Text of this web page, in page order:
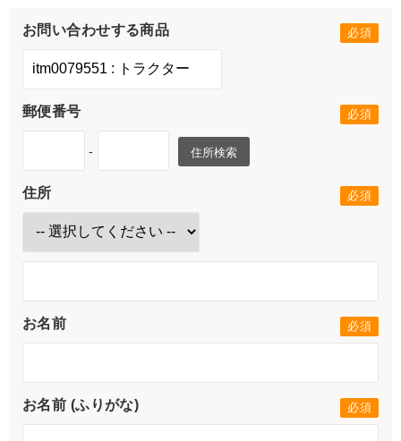
お問い合わせする商品
郵便番号
- 住所検索
住所
お名前
お名前 (ふりがな)